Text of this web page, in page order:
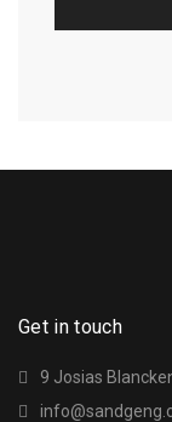
Get in touch
9 Josias